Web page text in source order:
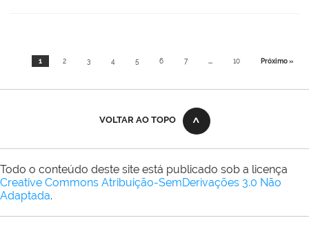
1 2 3 4 5 6 7 ... 10 Próximo »
VOLTAR AO TOPO
Todo o conteúdo deste site está publicado sob a licença
Creative Commons Atribuição-SemDerivações 3.0 Não
Adaptada.